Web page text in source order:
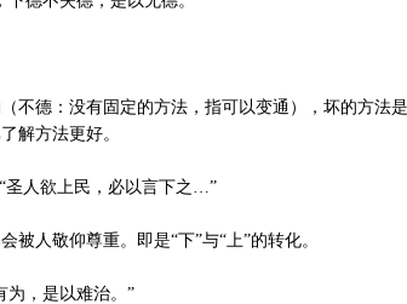
德：没有固定的方法，指可以变通），坏的方法
解方法更好。
人欲上民，必以言下之…”
人敬仰尊重。即是“下”与“上”的转化。
，是以难治。”